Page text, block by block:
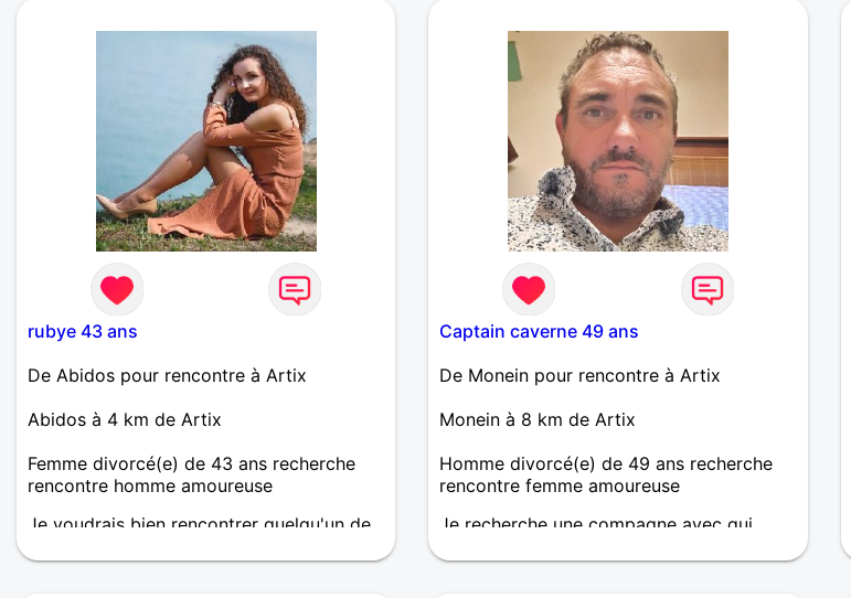
rubye 43 ans
De Abidos pour rencontre à Artix
Abidos à 4 km de Artix
Femme divorcé(e) de 43 ans recherche
rencontre homme amoureuse
Je voudrais bien rencontrer quelqu'un de
la vie. S'il aime l'équitation c'est un plus
Captain caverne 49 ans
De Monein pour rencontre à Artix
Monein à 8 km de Artix
Homme divorcé(e) de 49 ans recherche
rencontre femme amoureuse
Je recherche une compagne avec qui
la vanlife.